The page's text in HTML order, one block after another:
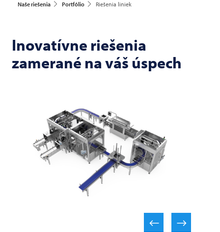
Naše riešenia Portfólio Riešenia liniek
Inovatívne riešenia
zamerané na váš úspech